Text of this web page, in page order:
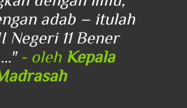
adab – itulah
Negeri 11 Bener
- oleh Kepala